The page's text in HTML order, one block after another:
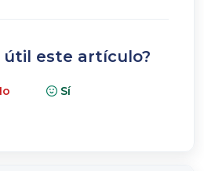
útil este artículo?
Sí